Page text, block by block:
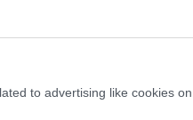
to advertising like cookies on